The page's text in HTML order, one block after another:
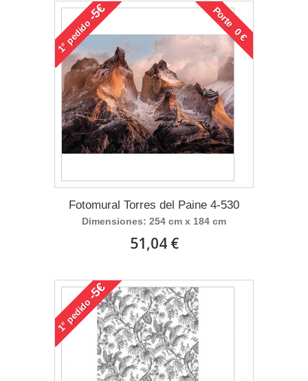
1°
pedido
-5€ Porte 0 €
Fotomural Torres del Paine 4-530
Dimensiones: 254 cm x 184 cm
51,04 €
1°
pedido
-5€